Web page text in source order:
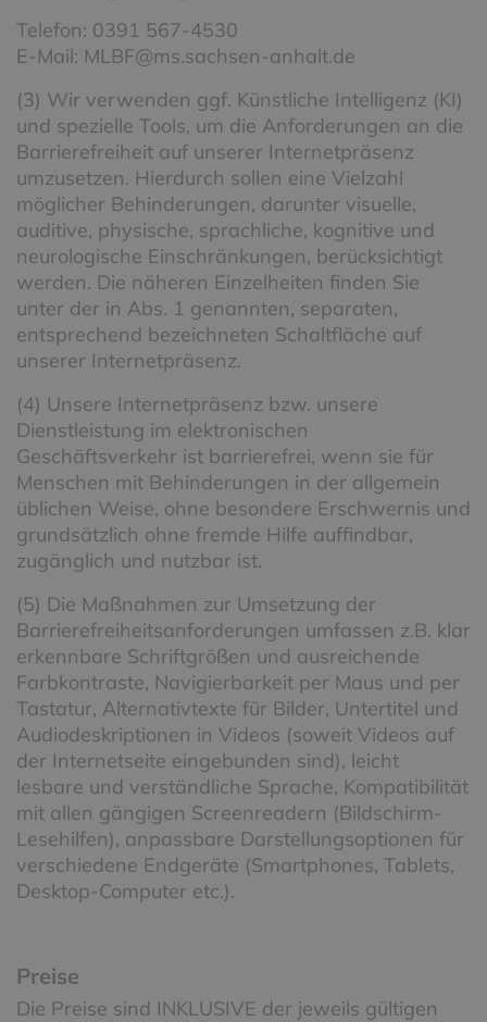
Telefon: 0391 567-4530
E-Mail: MLBF@ms.sachsen-anhalt.de
(3) Wir verwenden ggf. Künstliche Intelligenz (KI)
und spezielle Tools, um die Anforderungen an die
Barrierefreiheit auf unserer Internetpräsenz
umzusetzen. Hierdurch sollen eine Vielzahl
möglicher Behinderungen, darunter visuelle,
auditive, physische, sprachliche, kognitive und
neurologische Einschränkungen, berücksichtigt
werden. Die näheren Einzelheiten finden Sie
unter der in Abs. 1 genannten, separaten,
entsprechend bezeichneten Schaltfläche auf
unserer Internetpräsenz.
(4) Unsere Internetpräsenz bzw. unsere
Dienstleistung im elektronischen
Geschäftsverkehr ist barrierefrei, wenn sie für
Menschen mit Behinderungen in der allgemein
üblichen Weise, ohne besondere Erschwernis und
grundsätzlich ohne fremde Hilfe auffindbar,
zugänglich und nutzbar ist.
(5) Die Maßnahmen zur Umsetzung der
Barrierefreiheitsanforderungen umfassen z.B. klar
erkennbare Schriftgrößen und ausreichende
Farbkontraste, Navigierbarkeit per Maus und per
Tastatur, Alternativtexte für Bilder, Untertitel und
Audiodeskriptionen in Videos (soweit Videos auf
der Internetseite eingebunden sind), leicht
lesbare und verständliche Sprache, Kompatibilität
mit allen gängigen Screenreadern (Bildschirm-
Lesehilfen), anpassbare Darstellungsoptionen für
verschiedene Endgeräte (Smartphones, Tablets,
Desktop-Computer etc.).
Preise
Die Preise sind INKLUSIVE der jeweils gültigen